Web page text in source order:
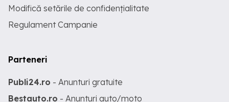
Modifică setările de confidențialitate
Regulament Campanie
Parteneri
Publi24.ro - Anunturi gratuite
Bestauto.ro - Anunturi auto/moto